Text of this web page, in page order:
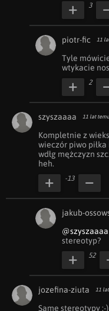
3
piotr-fic 11
Tyle
wtykacie
2
szyszaaaa 11 lat temu
Kompletnie z
wieczór piwo piłka
wdłg mężczyzn
heh.
-13
jakub-
@szyszaaaa
stereotyp?
52
jozefina-ziuta 11
Same stereotypy :-)